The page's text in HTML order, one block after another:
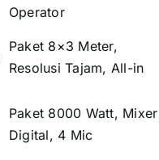
Operator
Paket 8×3 Meter,
Resolusi Tajam, All-in
Paket 8000 Watt, Mixer
Digital, 4 Mic